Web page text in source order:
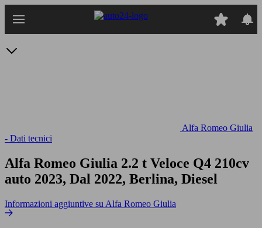
Alfa Romeo Giulia
- Dati tecnici
Alfa Romeo Giulia 2.2 t Veloce Q4 210cv
auto 2023, Dal 2022, Berlina, Diesel
Informazioni aggiuntive su Alfa Romeo Giulia